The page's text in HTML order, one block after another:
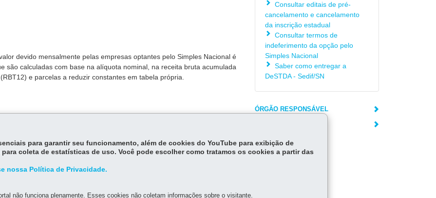
devido mensalmente pelas empresas optantes pelo Simples Nacional é
são calculadas com base na alíquota nominal, na receita bruta acumulada
e parcelas a reduzir constantes em tabela própria.
Consultar editais de pré-
cancelamento e cancelamento
da inscrição estadual
Consultar termos de
indeferimento da opção pelo
Simples Nacional
Saber como entregar a
DeSTDA - Sedif/SN
ÓRGÃO RESPONSÁVEL
para garantir seu funcionamento, além de cookies do YouTube para exibição de
coleta de estatísticas de uso. Você pode escolher como tratamos os cookies a partir das
nossa Política de Privacidade.
não funciona plenamente. Esses cookies não coletam informações sobre o visitante.